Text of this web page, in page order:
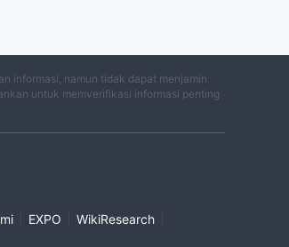
informasi, namun tidak dapat menjamin
untuk memverifikasi informasi penting
EXPO WikiResearch